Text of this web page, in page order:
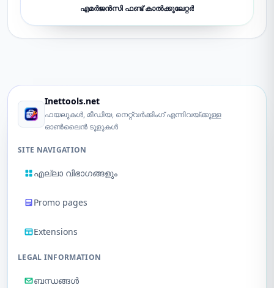
എമർജൻസി ഫണ്ട് കാൽക്കുലേറ്റർ
Inettools.net
ഫയലുകൾ, മീഡിയ, നെറ്റ്‌വർക്കിംഗ് എന്നിവയ്ക്കുള്ള
ഓൺലൈൻ ടൂളുകൾ
SITE NAVIGATION
എല്ലാ വിഭാഗങ്ങളും
Promo pages
Extensions
LEGAL INFORMATION
ബന്ധങ്ങൾ